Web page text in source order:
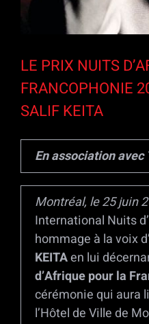
LE PRIX NUITS
FRANCOPHONIE
SALIF KEITA
En association avec
Montréal, le 25 juin
International Nuits
hommage à la voix
KEITAen lui
d’Afrique pour la
cérémonie qui aura
l’Hôtel de Ville de